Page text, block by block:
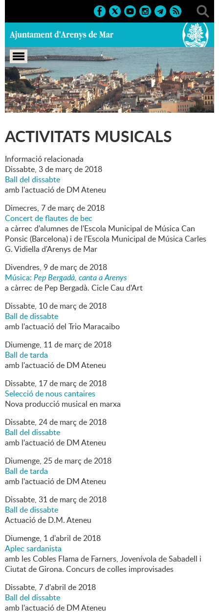
Portada > Marcs > 2018 > Activitats musicals
ACTIVITATS MUSICALS
Informació relacionada
Dissabte, 3de març de2018
Ball del dissabte
amb l'actuació de DM Ateneu
Dimecres, 7de març de2018
Concert de flautes de bec
a càrrec d'alumnes de l'Escola Municipal de Música Can
Ponsic (Barcelona) i de l'Escola Municipal de Música Carles
G. Vidiella d'Arenys de Mar
Divendres, 9de març de2018
Música: Pep Bergadà, canta a Arenys
a càrrec de Pep Bergadà. Cicle Cau d'Art
Dissabte, 10de març de2018
Ball de dissabte
amb l'actuació del Trio Maracaibo
Diumenge, 11de març de2018
Ball de tarda
amb l'actuació de DM Ateneu
Dissabte, 17de març de2018
Selecció de nous cantaires
Nova producció musical en marxa
Dissabte, 24de març de2018
Ball del dissabte
amb l'actuació de DM Ateneu
Diumenge, 25de març de2018
Ball de tarda
amb l'actuació de DM Ateneu
Dissabte, 31de març de2018
Ball de dissabte
Actuació de D.M. Ateneu
Diumenge, 1d'abril de2018
Aplec sardanista
amb les Cobles Flama de Farners, Jovenívola de Sabadell i
Ciutat de Girona. Concurs de colles improvisades
Dissabte, 7d'abril de2018
Ball del dissabte
amb l'actuació de DM Ateneu